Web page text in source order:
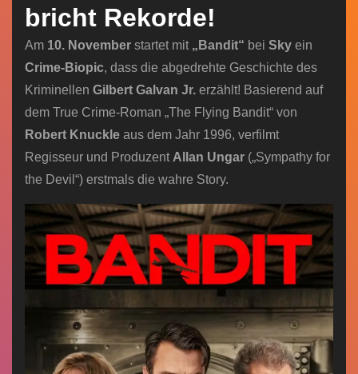
bricht Rekorde!
Am 10. November startet mit „Bandit“ bei Sky ein
Crime-Biopic, dass die abgedrehte Geschichte des
Kriminellen Gilbert Galvan Jr. erzählt! Basierend auf
dem True Crime-Roman „The Flying Bandit“ von
Robert Knuckle aus dem Jahr 1996, verfilmt
Regisseur und Produzent Allan Ungar („Sympathy for
the Devil“) erstmals die wahre Story.